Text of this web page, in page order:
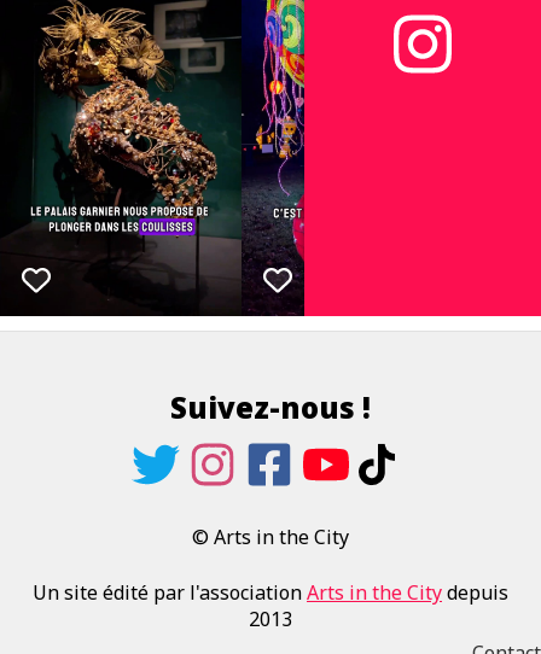
Suivez-nous !
© Arts in the City
Un site édité par l'associationArts in the Citydepuis
2013